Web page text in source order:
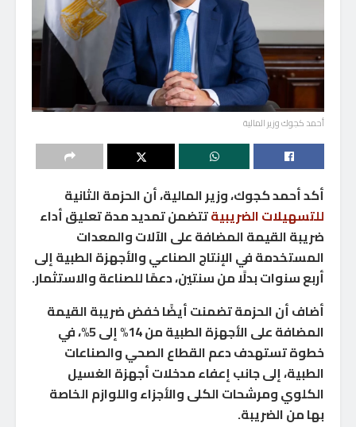
أحمد كجوك وزير المالية
أكد أحمد كجوك، وزير المالية، أن الحزمة الثانية
للتسهيلات الضريبيةتتضمن تمديد مدة تعليق أداء
ضريبة القيمة المضافة على الآلات والمعدات
المستخدمة في الإنتاج الصناعي والأجهزة الطبية إلى
أربع سنوات بدلًا من سنتين، دعمًا للصناعة والاستثمار.
أضاف أن الحزمة تضمنت أيضًا خفض ضريبة القيمة
المضافة على الأجهزة الطبية من 14% إلى 5%، في
خطوة تستهدف دعم القطاع الصحي والصناعات
الطبية، إلى جانب إعفاء مدخلات أجهزة الغسيل
الكلوي ومرشحات الكلى والأجزاء واللوازم الخاصة
بها من الضريبة.